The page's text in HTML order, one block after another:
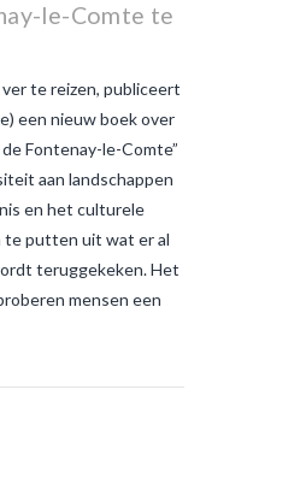
muggen in de hand wat is het
tijgermuggenbeten? Welke
strategieën zijn er gepland om
tijgermuggen uit te roeien?
in-frankrijk wonen-vendee
le-Comte te
te reizen, publiceert
een nieuw boek over
Fontenay-le-Comte”
aan landschappen
en het culturele
te putten uit wat er al
teruggekeken. Het
mensen een